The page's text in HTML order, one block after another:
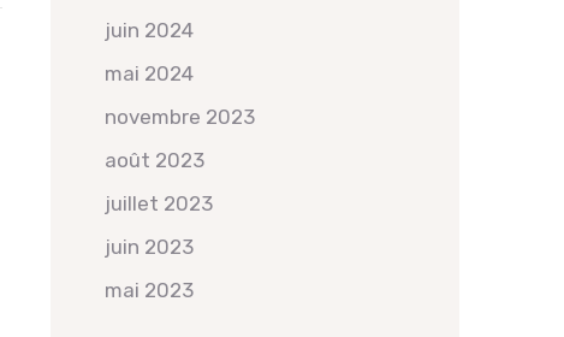
juin 2024
mai 2024
novembre 2023
août 2023
juillet 2023
juin 2023
mai 2023